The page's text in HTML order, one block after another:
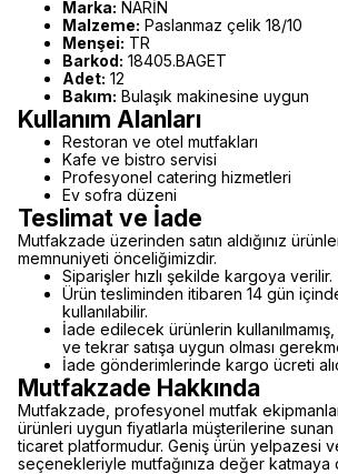
Marka: NARİN
Malzeme: Paslanmaz çelik 18/10
Menşei: TR
Barkod: 18405.BAGET
Adet: 12
Bakım: Bulaşık makinesine uygun
Kullanım Alanları
Restoran ve otel mutfakları
Kafe ve bistro servisi
Profesyonel catering hizmetleri
Ev sofra düzeni
Teslimat ve İade
Mutfakzade üzerinden satın aldığınız
memnuniyeti önceliğimizdir.
Siparişler hızlı şekilde kargoya verilir.
Ürün tesliminden itibaren 14 gün
kullanılabilir.
İade edilecek ürünlerin
ve tekrar satışa uygun olması
İade gönderimlerinde kargo ücreti
Mutfakzade Hakkında
Mutfakzade, profesyonel mutfak
ürünleri uygun fiyatlarla müşterilerine
ticaret platformudur. Geniş ürün yelpazesi
seçenekleriyle mutfağınıza değer katmaya